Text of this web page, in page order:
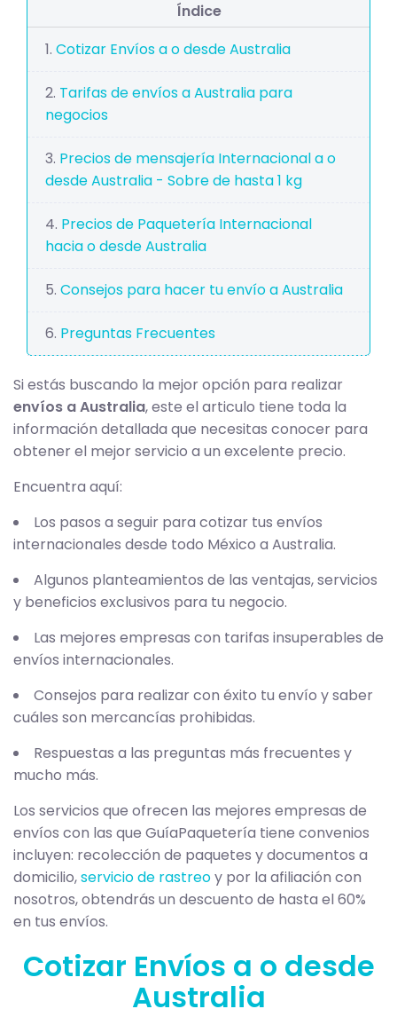
Índice
Cotizar Envíos a o desde Australia
Tarifas de envíos a Australia para
negocios
Precios de mensajería Internacional a o
desde Australia - Sobre de hasta 1 kg
Precios de Paquetería Internacional
hacia o desde Australia
Consejos para hacer tu envío a Australia
Preguntas Frecuentes
Si estás buscando la mejor opción para realizar
envíos a Australia, este el articulo tiene toda la
información detallada que necesitas conocer para
obtener el mejor servicio a un excelente precio.
Encuentra aquí:
Los pasos a seguir para cotizar tus envíos
internacionales desde todo México a Australia.
Algunos planteamientos de las ventajas, servicios
y beneficios exclusivos para tu negocio.
Las mejores empresas con tarifas insuperables de
envíos internacionales.
Consejos para realizar con éxito tu envío y saber
cuáles son mercancías prohibidas.
Respuestas a las preguntas más frecuentes y
mucho más.
Los servicios que ofrecen las mejores empresas de
envíos con las que GuíaPaquetería tiene convenios
incluyen: recolección de paquetes y documentos a
domicilio,servicio de rastreoy por la afiliación con
nosotros, obtendrás un descuento de hasta el 60%
en tus envíos.
Cotizar Envíos a o desde
Australia